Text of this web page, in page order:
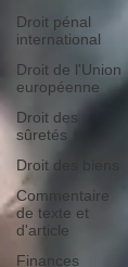
Droit pénal
international
Droit de l'Union
européenne
Droit des
sûretés
Droit des biens
Commentaire
de texte et
d'article
Finances